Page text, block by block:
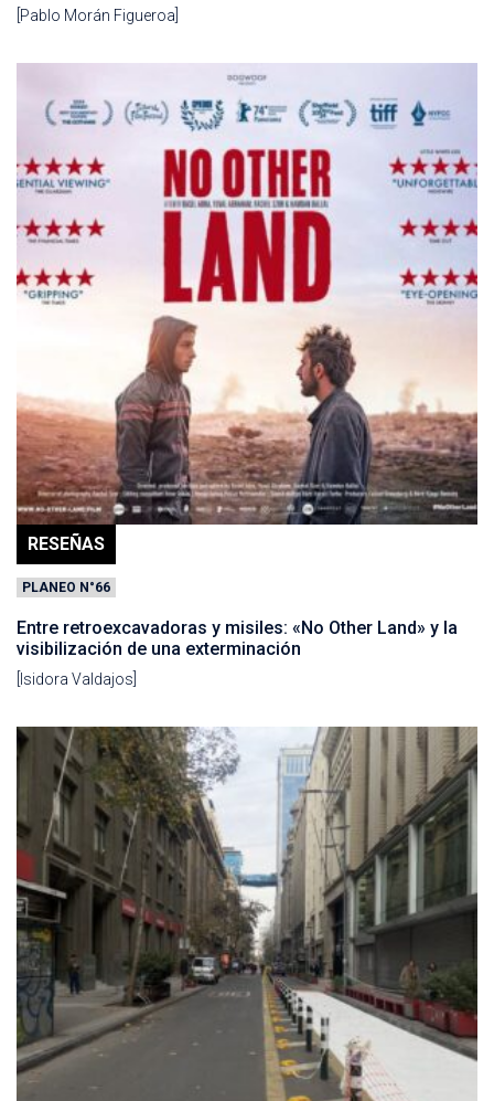
[Pablo Morán Figueroa]
RESEÑAS
PLANEO N°66
Entre retroexcavadoras y misiles: «No Other Land» y la
visibilización de una exterminación
[Isidora Valdajos]